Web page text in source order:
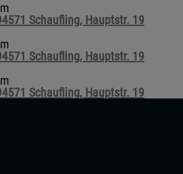
Schaufling, Hauptstr. 19
Schaufling, Hauptstr. 19
Schaufling, Hauptstr. 19